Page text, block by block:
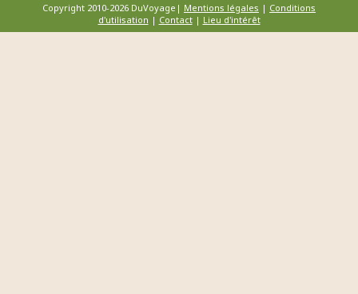
Copyright 2010-2026 DuVoyage| Mentions légales | Conditions
d'utilisation | Contact| Lieu d'intérêt